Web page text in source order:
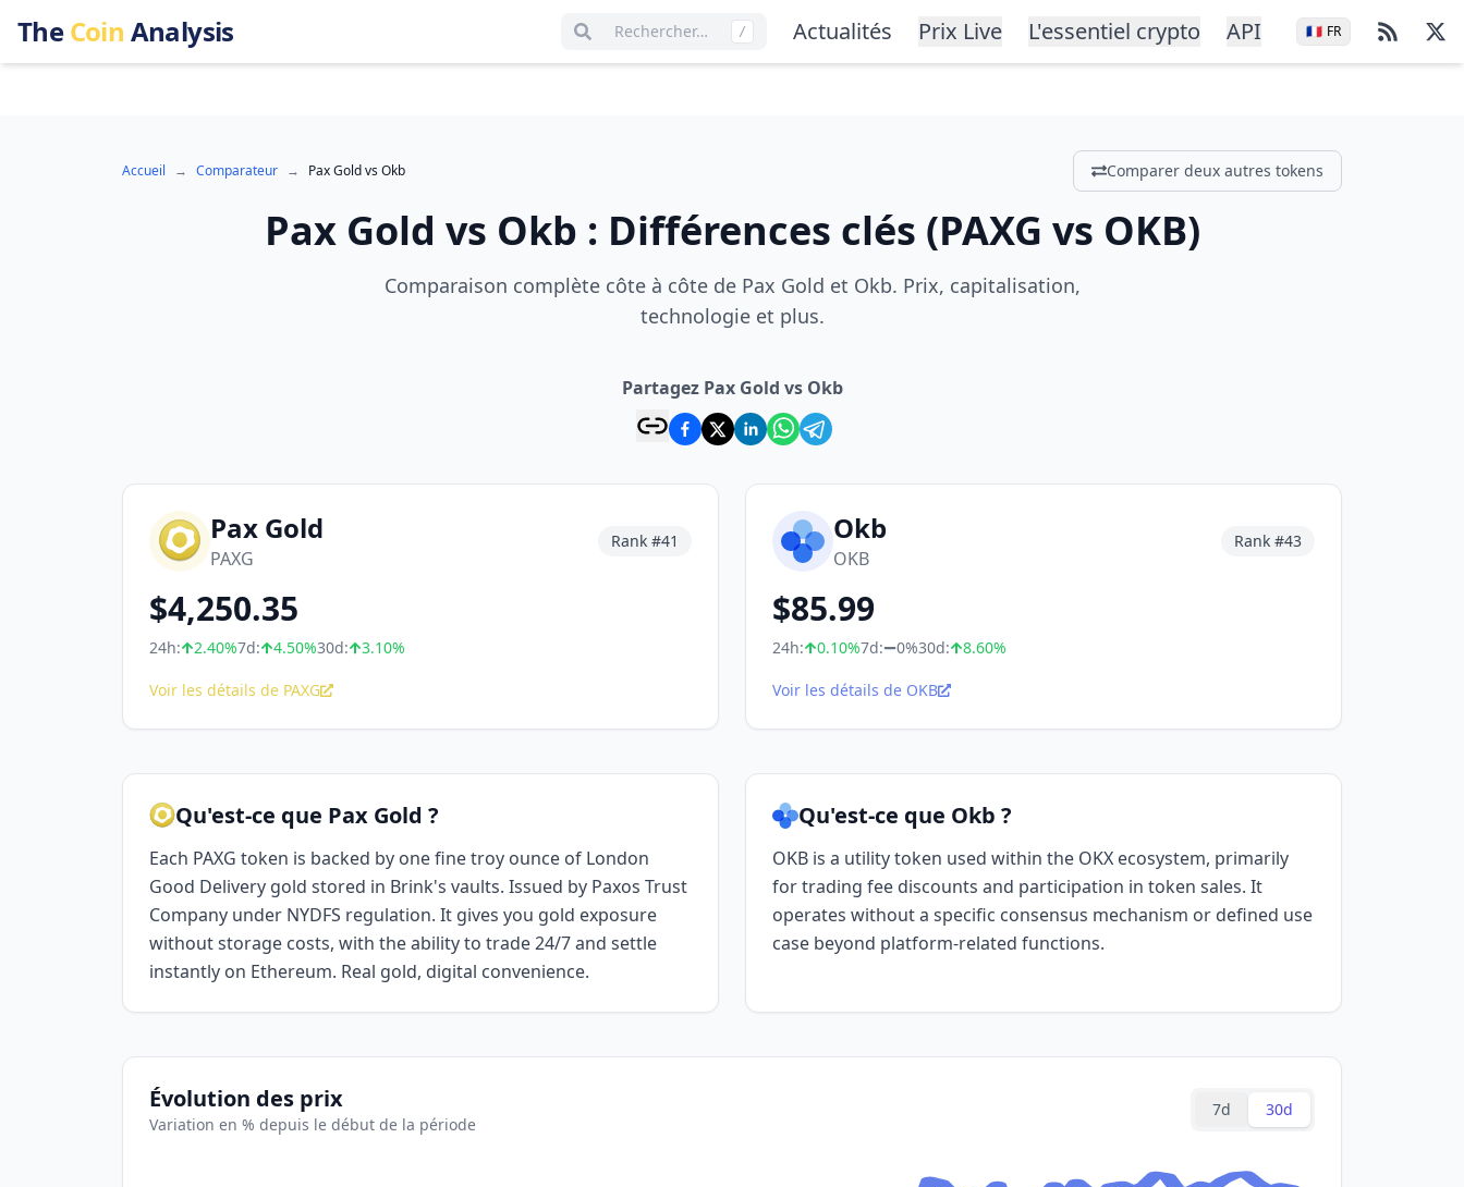
TheCoin Analysis Rechercher… / Actualités Prix Live L'essentiel crypto API 🇫🇷 FR
Accueil → Comparateur → Pax GoldvsOkb Comparer deux autres tokens
Pax Gold vs Okb : Différences clés (PAXG vs OKB)
Comparaison complète côte à côte de Pax Gold et Okb. Prix, capitalisation,
technologie et plus.
Partagez Pax Gold vs Okb
Pax Gold
PAXG
Rank #41
$4,250.35
24h: 2.40%7d: 4.50%30d: 3.10%
Voir les détails de PAXG
Okb
OKB
Rank #43
$85.99
24h: 0.10%7d: 0%30d: 8.60%
Voir les détails de OKB
Qu'est-ce que Pax Gold ?
Each PAXG token is backed by one fine troy ounce of London
Good Delivery gold stored in Brink's vaults. Issued by Paxos Trust
Company under NYDFS regulation. It gives you gold exposure
without storage costs, with the ability to trade 24/7 and settle
instantly on Ethereum. Real gold, digital convenience.
Qu'est-ce que Okb ?
OKB is a utility token used within the OKX ecosystem, primarily
for trading fee discounts and participation in token sales. It
operates without a specific consensus mechanism or defined use
case beyond platform-related functions.
Évolution des prix
Variation en % depuis le début de la période
7d 30d